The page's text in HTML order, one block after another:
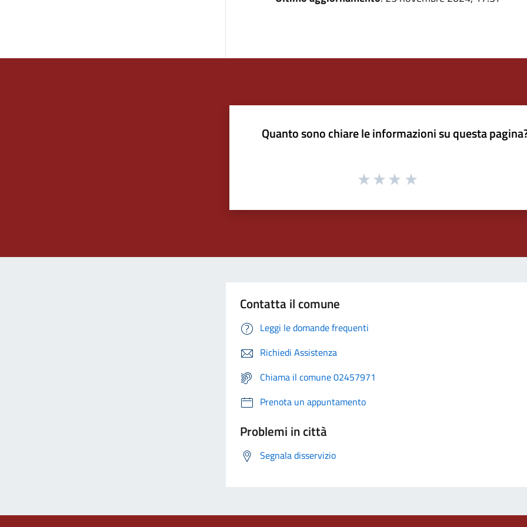
Quanto sono chiare le informazioni su questa
Contatta il comune
Leggi le domande frequenti
Richiedi Assistenza
Chiama il comune 02457971
Prenota un appuntamento
Problemi in città
Segnala disservizio